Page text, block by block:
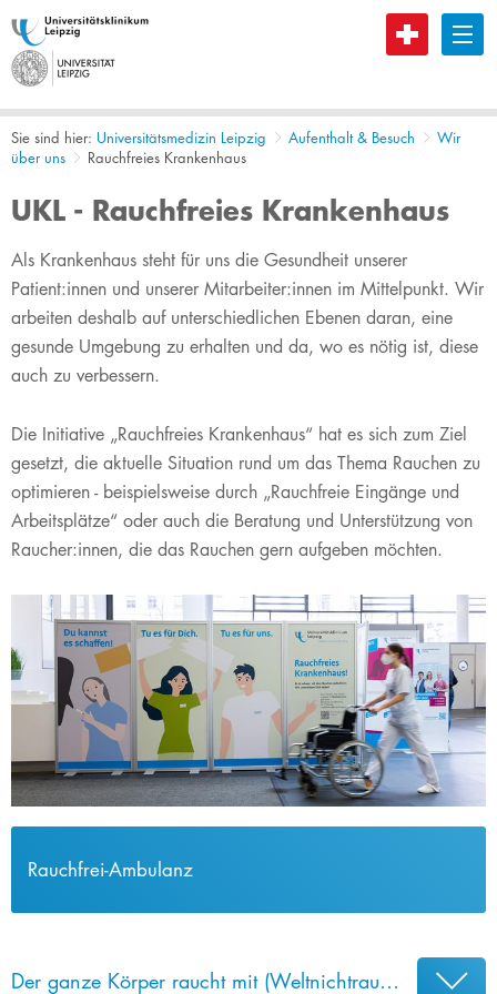
B
Sie sind hier: Universitätsmedizin Leipzig Aufenthalt & Besuch
Wir
über uns
Rauchfreies Krankenhaus
UKL - Rauchfreies Krankenhaus
​​​​​​​​​​​​​​​​​​​Als Krankenhaus steht für uns die Gesundheit unserer
Patient:innen und unserer Mitarbeiter:innen im Mittelpunkt. Wir
arbeiten deshalb auf unterschiedlichen Ebenen daran, eine
gesunde Umgebung zu erhalten und da, wo es nötig ist, diese
auch zu verbessern.
Die Initiative „Rauchfreies Krankenhaus“ hat es sich zum Ziel
gesetzt, die aktuelle Situation rund um das Thema Rauchen zu
optimieren - beispielsweise durch „Rauchfreie Eingänge und
Arbeitsplätze“ oder auch die Beratung und Unterstützung von
Raucher:innen, die das Rauchen gern aufgeben möchten. ​
Rauchfrei-Ambulanz
Der ganze Körper raucht mit (Weltnichtrauchertag 2026)